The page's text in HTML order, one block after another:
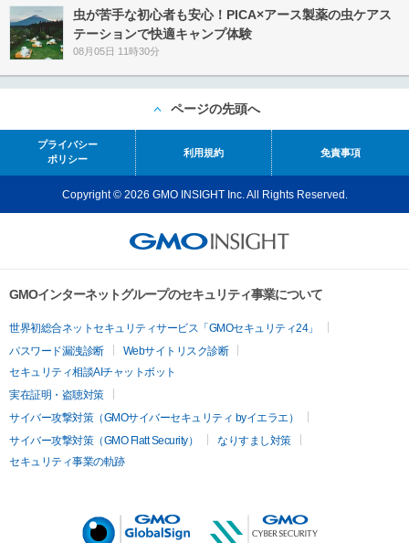
虫が苦手な初心者も安心！PICA×アース製薬の虫ケアス
テーションで快適キャンプ体験
08月05日 11時30分
ページの先頭へ
プライバシー
ポリシー
利用規約 免責事項
Copyright © 2026 GMO INSIGHT Inc. All Rights Reserved.
GMOインターネットグループのセキュリティ事業について
世界初総合ネットセキュリティサービス「GMOセキュリティ24」
パスワード漏洩診断
Webサイトリスク診断
セキュリティ相談AIチャットボット
実在証明・盗聴対策
サイバー攻撃対策（GMOサイバーセキュリティ byイエラエ）
サイバー攻撃対策（GMO Flatt Security）
なりすまし対策
セキュリティ事業の軌跡